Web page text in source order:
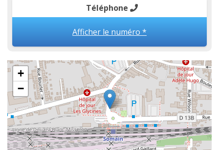
Téléphone
Afficher le numéro *
+
−